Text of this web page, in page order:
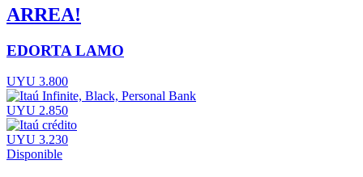
ARREA!
EDORTA LAMO
UYU 3.800
UYU 2.850
UYU 3.230
Disponible